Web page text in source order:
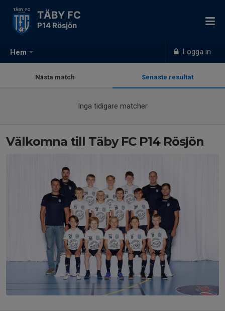
Hem Logga in
TÄBY FC
P14 Rösjön
Nästa match Senaste resultat
Inga tidigare matcher
Välkomna till Täby FC P14 Rösjön